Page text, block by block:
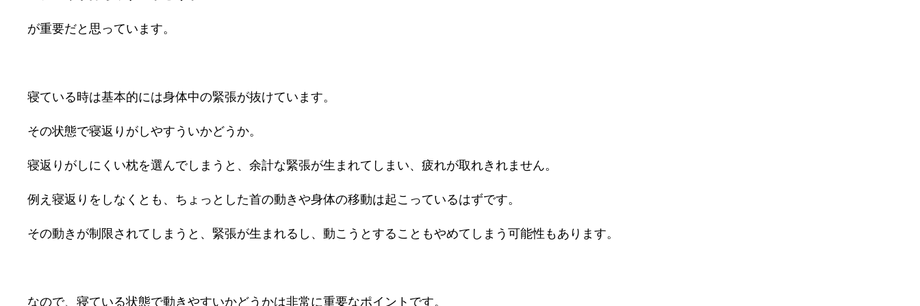
が重要だと思っています。
寝ている時は基本的には身体中の緊張が抜けています。
その状態で寝返りがしやすういかどうか。
寝返りがしにくい枕を選んでしまうと、余計な緊張が生まれてしまい、疲れが取れきれません。
例え寝返りをしなくとも、ちょっとした首の動きや身体の移動は起こっているはずです。
その動きが制限されてしまうと、緊張が生まれるし、動こうとすることもやめてしまう可能性もあります。
なので、寝ている状態で動きやすいかどうかは非常に重要なポイントです。